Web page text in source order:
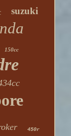
suzuki
150cc
450r